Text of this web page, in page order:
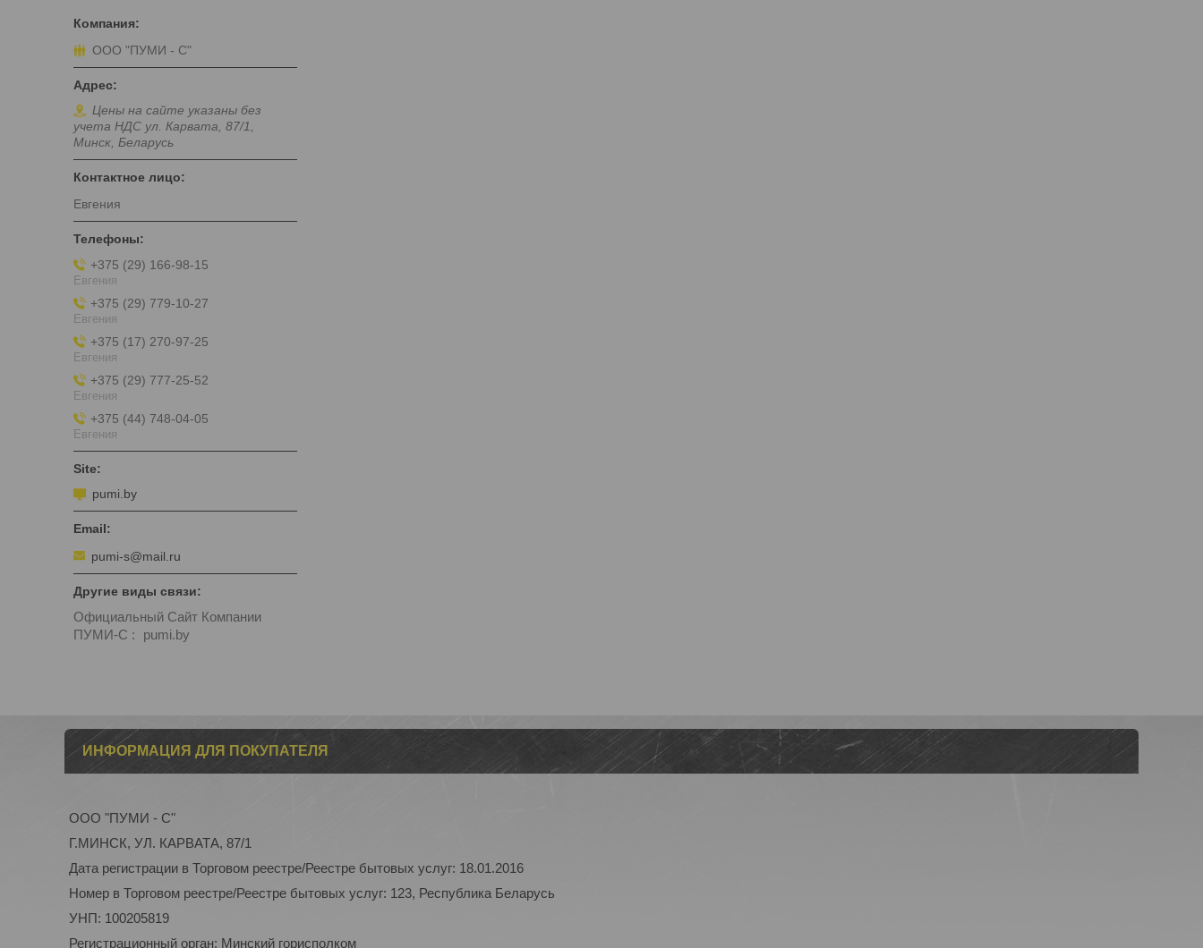
ООО "ПУМИ - С"
Цены на сайте указаны без
учета НДС ул. Карвата, 87/1,
Минск, Беларусь
Евгения
+375 (29) 166-98-15
Евгения
+375 (29) 779-10-27
Евгения
+375 (17) 270-97-25
Евгения
+375 (29) 777-25-52
Евгения
+375 (44) 748-04-05
Евгения
pumi.by
pumi-s@mail.ru
Официальный Сайт Компании
ПУМИ-С
рumi.by
ИНФОРМАЦИЯ ДЛЯ ПОКУПАТЕЛЯ
ООО "ПУМИ - С"
Г.МИНСК, УЛ. КАРВАТА, 87/1
Дата регистрации в Торговом реестре/Реестре бытовых услуг: 18.01.2016
Номер в Торговом реестре/Реестре бытовых услуг: 123, Республика Беларусь
УНП: 100205819
Регистрационный орган: Минский горисполком